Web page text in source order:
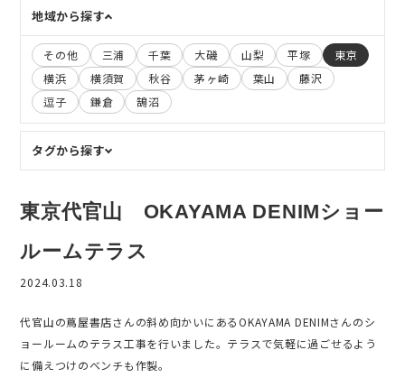
地域から探す
その他 三浦 千葉 大磯 山梨 平塚
東京
横浜
横須賀 秋谷 茅ヶ崎 葉山
藤沢
逗子
鎌倉 鵠沼
タグから探す
東京代官山 OKAYAMA DENIMショー
ルームテラス
2024.03.18
代官山の蔦屋書店さんの斜め向かいにあるOKAYAMA DENIMさんのシ
ョールームのテラス工事を行いました。テラスで気軽に過ごせるよう
に備えつけのベンチも作製。